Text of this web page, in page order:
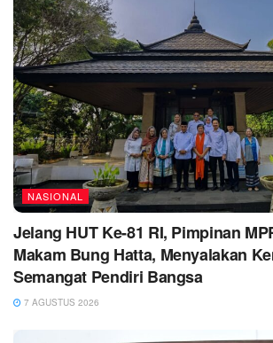
NASIONAL
Jelang HUT Ke-81 RI, Pimpinan
Makam Bung Hatta, Menyalakan
Semangat Pendiri Bangsa
7 AGUSTUS 2026